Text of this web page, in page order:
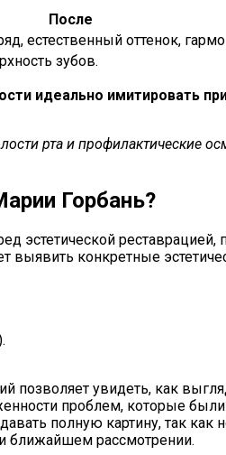
После
естественный оттенок,
зубов.
идеально имитировать
рта и профилактические
Горбань?
эстетической
конкретные
увидеть, как
проблем, которые
полную картину, так
ближайшем рассмотрении.